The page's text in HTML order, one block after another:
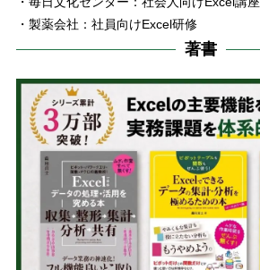
・製薬会社：社員向けExcel研修
著書